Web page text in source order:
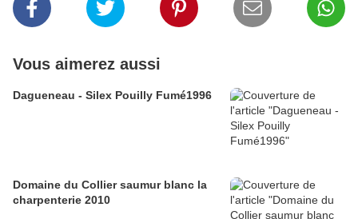
Vous aimerez aussi
Dagueneau - Silex Pouilly Fumé1996
Domaine du Collier saumur blanc la
charpenterie 2010